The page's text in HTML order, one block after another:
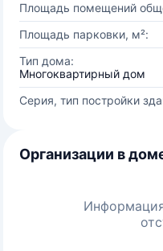
Площадь помещений
Площадь парковки, м²:
Тип дома:
Многоквартирный дом
Серия, тип постройки
Организации в